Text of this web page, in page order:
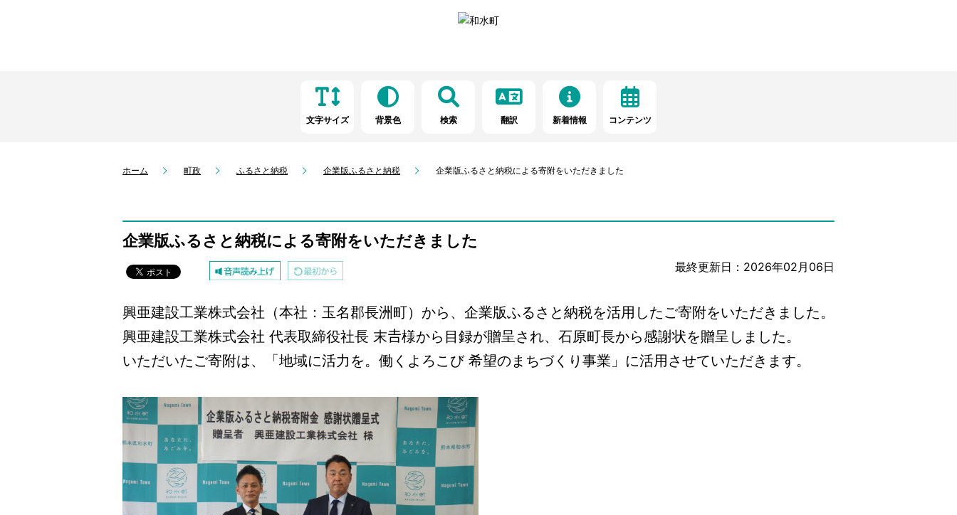
文字サイズ 背景色 検索 翻訳 新着情報 コンテンツ
ホーム 町政 ふるさと納税 企業版ふるさと納税 企業版ふるさと納税による寄附をいただきました
企業版ふるさと納税による寄附をいただきました
最終更新日：2026年02月06日
興亜建設工業株式会社（本社：玉名郡長洲町）から、企業版ふるさと納税を活用したご寄附をいただきました。
興亜建設工業株式会社 代表取締役社長 末𠮷様から目録が贈呈され、石原町長から感謝状を贈呈しました。
いただいたご寄附は、「地域に活力を。働くよろこび 希望のまちづくり事業」に活用させていただきます。